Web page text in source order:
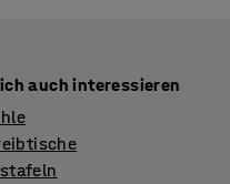
auch interessieren